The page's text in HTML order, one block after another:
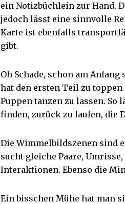
ein Notizbüchlein zur Hand.
jedoch lässt eine sinnvolle
Karte ist ebenfalls
gibt.
Oh Schade, schon am Anfang
hat den ersten Teil zu
Puppen tanzen zu lassen. So
finden, zurück zu laufen, die
Die Wimmelbildszenen sind
sucht gleiche Paare,
Interaktionen. Ebenso die
Ein bisschen Mühe hat man